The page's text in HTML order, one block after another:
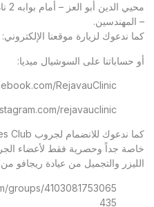
– المهندسين.
كما ندعوك لزيارة موقعنا الإلكتروني:
أو حساباتنا على السوشيال ميديا:
RejavauClinic
rejavauclinic
خاصة جداً وحصرية فقط لأعضاء
الليزر والتجميل من عيادة ريجافو من
groups/4103081753065
435